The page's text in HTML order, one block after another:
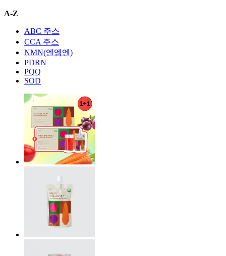
A-Z
ABC 주스
CCA 주스
NMN(엔엠엔)
PDRN
PQQ
SOD